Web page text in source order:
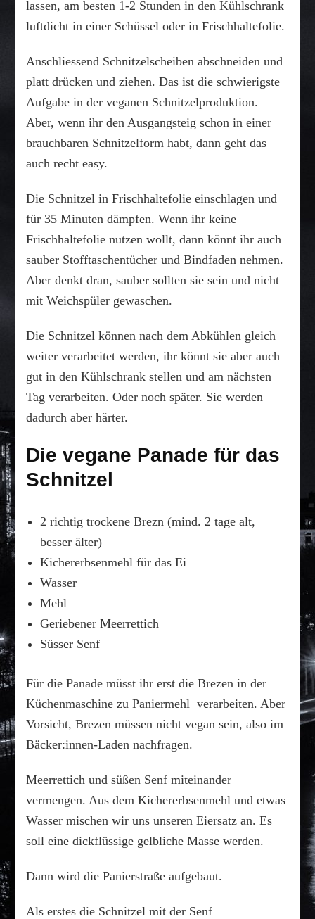
lassen, am besten 1-2 Stunden in den Kühlschrank
luftdicht in einer Schüssel oder in Frischhaltefolie.
Anschliessend Schnitzelscheiben abschneiden und
platt drücken und ziehen. Das ist die schwierigste
Aufgabe in der veganen Schnitzelproduktion.
Aber, wenn ihr den Ausgangsteig schon in einer
brauchbaren Schnitzelform habt, dann geht das
auch recht easy.
Die Schnitzel in Frischhaltefolie einschlagen und
für 35 Minuten dämpfen. Wenn ihr keine
Frischhaltefolie nutzen wollt, dann könnt ihr auch
sauber Stofftaschentücher und Bindfaden nehmen.
Aber denkt dran, sauber sollten sie sein und nicht
mit Weichspüler gewaschen.
Die Schnitzel können nach dem Abkühlen gleich
weiter verarbeitet werden, ihr könnt sie aber auch
gut in den Kühlschrank stellen und am nächsten
Tag verarbeiten. Oder noch später. Sie werden
dadurch aber härter.
Die vegane Panade für das
Schnitzel
2 richtig trockene Brezn (mind. 2 tage alt,
besser älter)
Kichererbsenmehl für das Ei
Wasser
Mehl
Geriebener Meerrettich
Süsser Senf
Für die Panade müsst ihr erst die Brezen in der
Küchenmaschine zu Paniermehl verarbeiten. Aber
Vorsicht, Brezen müssen nicht vegan sein, also im
Bäcker:innen-Laden nachfragen.
Meerrettich und süßen Senf miteinander
vermengen. Aus dem Kichererbsenmehl und etwas
Wasser mischen wir uns unseren Eiersatz an. Es
soll eine dickflüssige gelbliche Masse werden.
Dann wird die Panierstraße aufgebaut.
Als erstes die Schnitzel mit der Senf